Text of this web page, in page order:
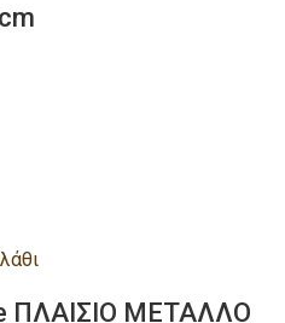
ΠΛΑΙΣΙΟ ΜΕΤΑΛΛΟ